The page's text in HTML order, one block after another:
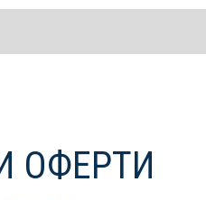
ОФЕРТИ